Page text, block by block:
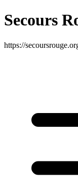
Secours
https://